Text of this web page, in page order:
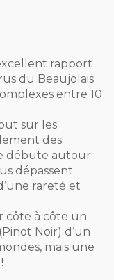
rapport
du Beaujolais
entre 10
sur les
des
débute autour
dépassent
rareté et
côte à côte un
Noir) d’un
mais une